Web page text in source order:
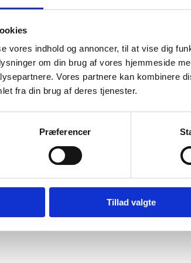
vores indhold og annoncer, til at vise dig
om din brug af vores hjemmeside
Vores partnere kan kombinere
fra din brug af deres tjenester.
Præferencer
Tillad valgte
til at råde over arven, vil vi ikke fritage den
100.000 kr., kan Familieretshuset fritage
ikke taler imod.
fritagelse, og du kan derfor indgive din
måde, der passer dig bedst.
du til din ansøgning skal vedlægge: